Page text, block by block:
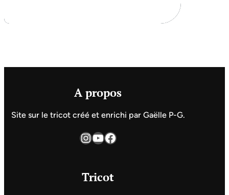
A propos
Site sur le tricot créé et enrichi par Gaëlle P-G.
InstagramYouTube Facebook
Tricot